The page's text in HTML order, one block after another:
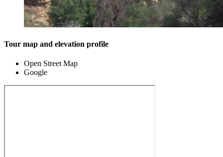
Tour map and elevation profile
Open Street Map
Google